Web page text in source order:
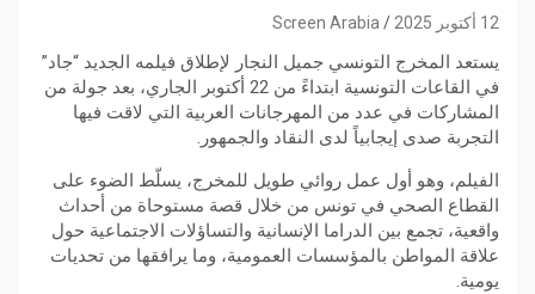
12 أكتوبر 2025 Screen Arabia
يستعد المخرج التونسي جميل النجار لإطلاق فيلمه الجديد “جاد”
في القاعات التونسية ابتداءً من 22 أكتوبر الجاري، بعد جولة من
المشاركات في عدد من المهرجانات العربية التي لاقت فيها
التجربة صدى إيجابياً لدى النقاد والجمهور.
الفيلم، وهو أول عمل روائي طويل للمخرج، يسلّط الضوء على
القطاع الصحي في تونس من خلال قصة مستوحاة من أحداث
واقعية، تجمع بين الدراما الإنسانية والتساؤلات الاجتماعية حول
علاقة المواطن بالمؤسسات العمومية، وما يرافقها من تحديات
يومية.